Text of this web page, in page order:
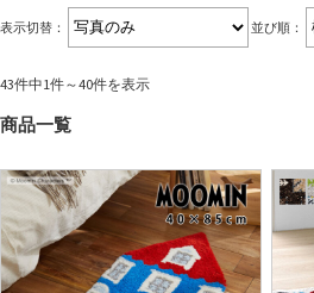
表示切替： 並び順：
43件中1件～40件を表示
商品一覧